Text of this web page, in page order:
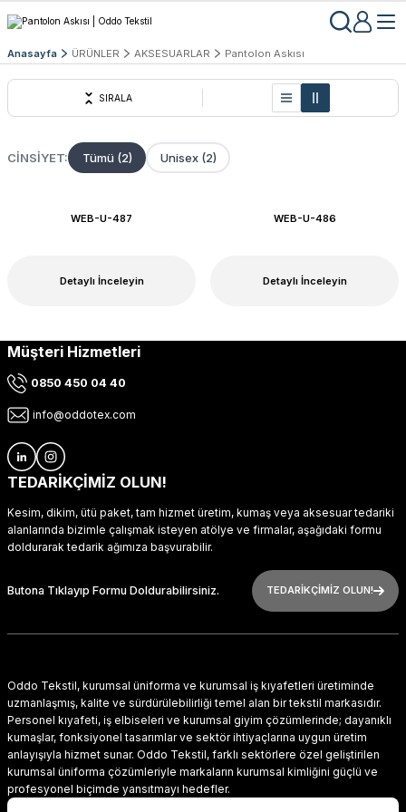
Anasayfa ÜRÜNLER AKSESUARLAR Pantolon Askısı
SIRALA
CINSIYET: Tümü (2) Unisex (2)
WEB-U-487
Detaylı İnceleyin
WEB-U-486
Detaylı İnceleyin
Müşteri Hizmetleri
0850 450 04 40
info@oddotex.com
TEDARİKÇİMİZ OLUN!
Kesim, dikim, ütü paket, tam hizmet üretim, kumaş veya aksesuar tedariki
alanlarında bizimle çalışmak isteyen atölye ve firmalar, aşağıdaki formu
doldurarak tedarik ağımıza başvurabilir.
Butona Tıklayıp Formu Doldurabilirsiniz. TEDARİKÇİMİZ OLUN!
Oddo Tekstil, kurumsal üniforma ve kurumsal iş kıyafetleri üretiminde
uzmanlaşmış, kalite ve sürdürülebilirliği temel alan bir tekstil markasıdır.
Personel kıyafeti, iş elbiseleri ve kurumsal giyim çözümlerinde; dayanıklı
kumaşlar, fonksiyonel tasarımlar ve sektör ihtiyaçlarına uygun üretim
anlayışıyla hizmet sunar. Oddo Tekstil, farklı sektörlere özel geliştirilen
kurumsal üniforma çözümleriyle markaların kurumsal kimliğini güçlü ve
profesyonel biçimde yansıtmayı hedefler.